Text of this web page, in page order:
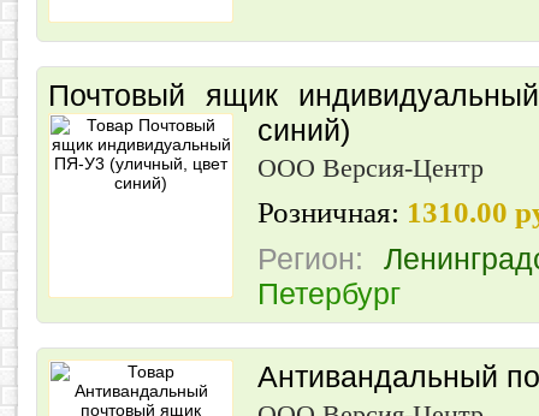
Почтовый ящик
синий)
ООО Версия-Центр
Розничная: 1310.00
Регион:
Петербург
Антивандальный